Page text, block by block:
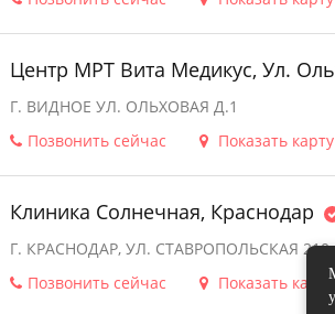
Центр МРТ Вита Медикус, Ул.
Г. ВИДНОЕ УЛ. ОЛЬХОВАЯ Д.1
Позвонить сейчас
Показать карту
Клиника Солнечная, Краснодар
Г. КРАСНОДАР, УЛ. СТАВРОПОЛЬСКАЯ
Позвонить сейчас
Показать карту